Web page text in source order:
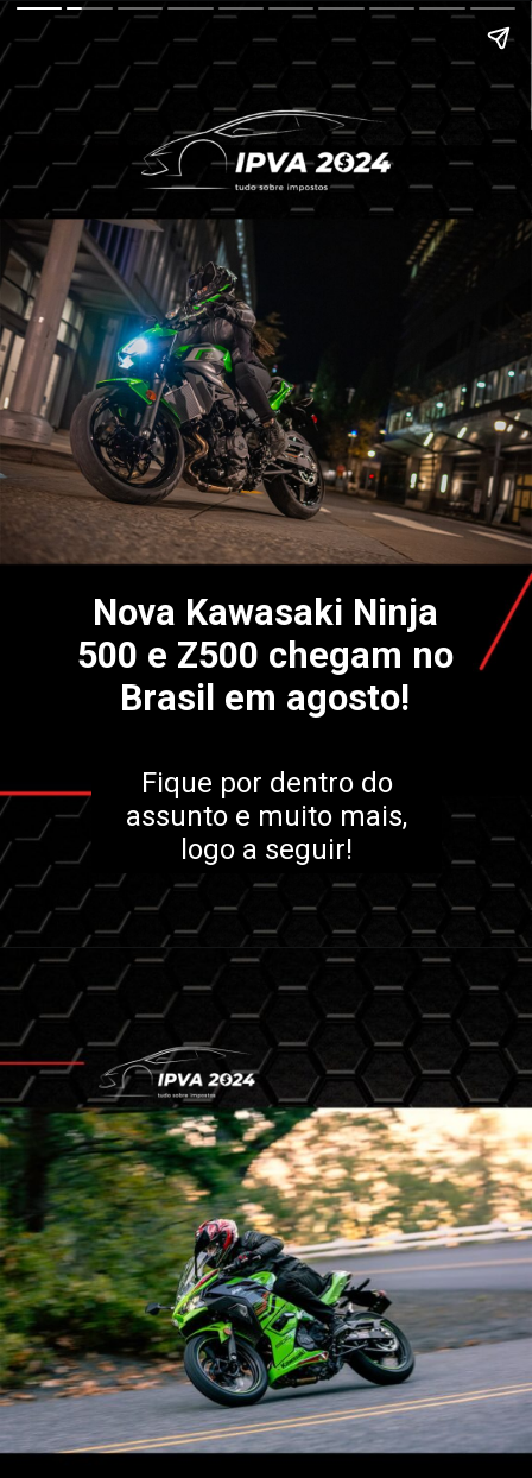
Nova Kawasaki Ninja
500 e Z500 chegam no
Brasil em agosto!
Fique por dentro do
assunto e muito mais,
logo a seguir!